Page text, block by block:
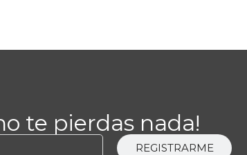
te pierdas nada!
REGISTRARME